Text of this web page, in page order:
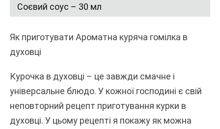
Соєвий соус – 30 мл
Як приготувати Ароматна куряча гомілка в
духовці
Курочка в духовці – це завжди смачне і
універсальне блюдо. У кожної господині є свій
неповторний рецепт приготування курки в
духовці. У цьому рецепті я покажу як можна